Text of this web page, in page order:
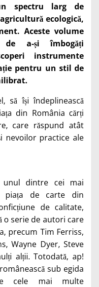
spectru larg de
ecologică,
Aceste volume
a-și îmbogăți
instrumente
pentru un stil de
să își îndeplinească
din România cărți
care răspund atât
nevoilor practice ale
unul dintre cei mai
piața de carte din
de calitate,
o serie de autori care
precum Tim Ferriss,
Wayne Dyer, Steve
alții. Totodată, ap!
sub egida
cele mai multe